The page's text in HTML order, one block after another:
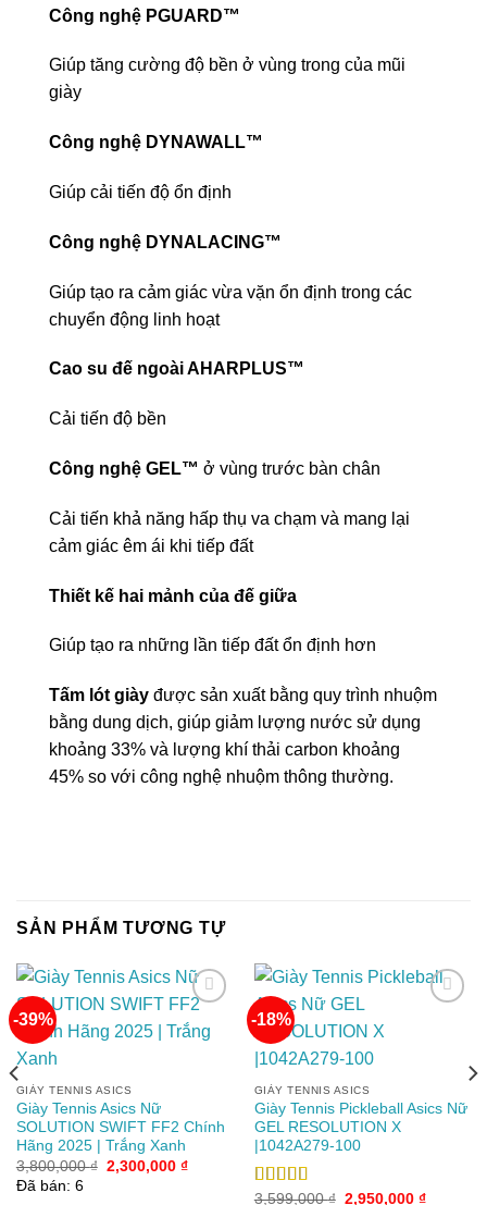
Công nghệ PGUARD™
Giúp tăng cường độ bền ở vùng trong của mũi
giày
Công nghệ DYNAWALL™
Giúp cải tiến độ ổn định
Công nghệ DYNALACING™
Giúp tạo ra cảm giác vừa vặn ổn định trong các
chuyển động linh hoạt
Cao su đế ngoài AHARPLUS™
Cải tiến độ bền
Công nghệ GEL™ ở vùng trước bàn chân
Cải tiến khả năng hấp thụ va chạm và mang lại
cảm giác êm ái khi tiếp đất
Thiết kế hai mảnh của đế giữa
Giúp tạo ra những lần tiếp đất ổn định hơn
Tấm lót giày được sản xuất bằng quy trình nhuộm
bằng dung dịch, giúp giảm lượng nước sử dụng
khoảng 33% và lượng khí thải carbon khoảng
45% so với công nghệ nhuộm thông thường.
SẢN PHẨM TƯƠNG TỰ
-39%
GIÀY TENNIS ASICS
Giày Tennis Asics Nữ
SOLUTION SWIFT FF2 Chính
Hãng 2025 | Trắng Xanh
3,800,000₫ Giá
gốc
2,300,000 ₫Giá
Đã bán: 6
-18%
GIÀY TENNIS ASICS
Giày Tennis Pickleball Asics Nữ
GEL RESOLUTION X
|1042A279-100
Được xếp
3,599,000₫ Giá
2,950,000 ₫Giá
₫.